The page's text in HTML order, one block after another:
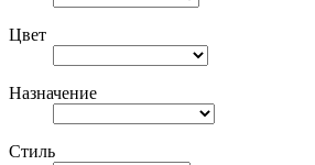
Цвет
Назначение
Стиль